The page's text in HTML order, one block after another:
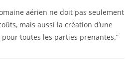
aérien ne doit pas seulement
mais aussi la création d’une
toutes les parties prenantes.”